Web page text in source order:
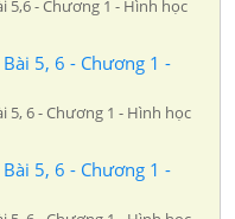
5,6 - Chương 1 - Hình học
5, 6 - Chương 1 -
5, 6 - Chương 1 - Hình học
5, 6 - Chương 1 -